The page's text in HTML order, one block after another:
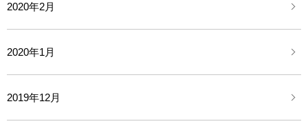
2020年2月
2020年1月
2019年12月